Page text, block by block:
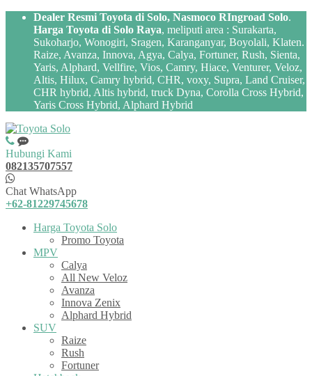
Dealer Resmi Toyota di Solo, Nasmoco RIngroad Solo.
Harga Toyota di Solo Raya, meliputi area : Surakarta,
Sukoharjo, Wonogiri, Sragen, Karanganyar, Boyolali, Klaten.
Raize, Avanza, Innova, Agya, Calya, Fortuner, Rush, Sienta,
Yaris, Alphard, Vellfire, Vios, Camry, Hiace, Venturer, Veloz,
Altis, Hilux, Camry hybrid, CHR, voxy, Supra, Land Cruiser,
CHR hybrid, Altis hybrid, truck Dyna, Corolla Cross Hybrid,
Yaris Cross Hybrid, Alphard Hybrid
Hubungi Kami
082135707557
Chat WhatsApp
+62-81229745678
Harga Toyota Solo
Promo Toyota
MPV
Calya
All New Veloz
Avanza
Innova Zenix
Alphard Hybrid
SUV
Raize
Rush
Fortuner